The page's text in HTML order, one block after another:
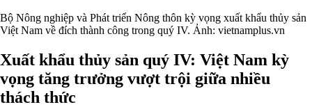
Bộ Nông nghiệp và Phát triển Nông thôn kỳ vọng xuất khẩu thủy sản
Việt Nam về đích thành công trong quý IV. Ảnh: vietnamplus.vn
Xuất khẩu thủy sản quý IV: Việt Nam kỳ
vọng tăng trưởng vượt trội giữa nhiều
thách thức